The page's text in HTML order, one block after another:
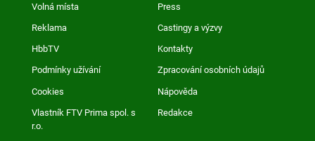
Volná místa Press
Reklama Castingy a výzvy
HbbTV Kontakty
Podmínky užívání Zpracování osobních údajů
Cookies Nápověda
Vlastník FTV Prima spol. s
r.o.
Redakce